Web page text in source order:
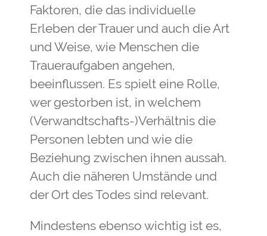
Faktoren, die das individuelle
Erleben der Trauer und auch die Art
und Weise, wie Menschen die
Traueraufgaben angehen,
beeinflussen. Es spielt eine Rolle,
wer gestorben ist, in welchem
(Verwandtschafts-)Verhältnis die
Personen lebten und wie die
Beziehung zwischen ihnen aussah.
Auch die näheren Umstände und
der Ort des Todes sind relevant.
Mindestens ebenso wichtig ist es,